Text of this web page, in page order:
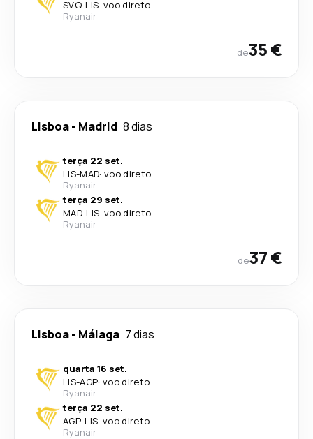
SVQ-LIS· voo direto
Ryanair
de35 €
Lisboa- Madrid 8 dias
terça 22 set.
LIS-MAD· voo direto
Ryanair
terça 29 set.
MAD-LIS· voo direto
Ryanair
de37 €
Lisboa- Málaga 7 dias
quarta 16 set.
LIS-AGP· voo direto
Ryanair
terça 22 set.
AGP-LIS· voo direto
Ryanair